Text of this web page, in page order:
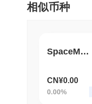
相似币种
SpaceMonkey
CN¥0.00
0.00%